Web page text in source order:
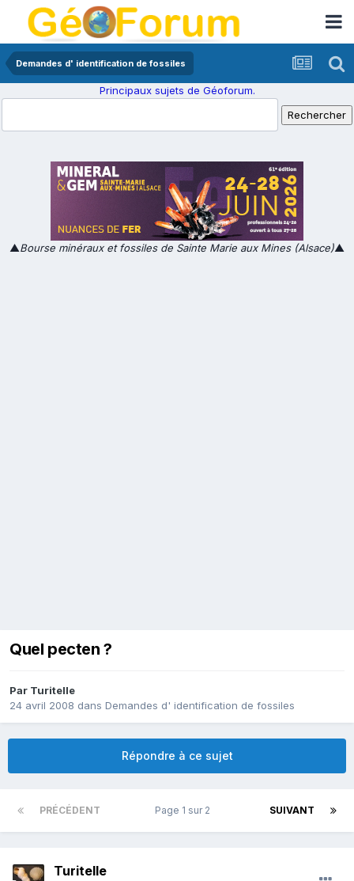
Demandes d' identification de fossiles
Principaux sujets de Géoforum.
▲Bourse minéraux et fossiles de Sainte Marie aux Mines (Alsace)▲
Quel pecten ?
Par Turitelle
24 avril 2008 dans Demandes d' identification de fossiles
Répondre à ce sujet
PRÉCÉDENT SUIVANT
Page 1 sur 2
Turitelle